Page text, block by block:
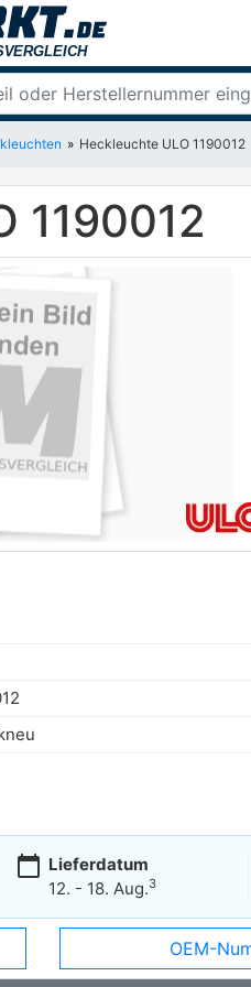
Heckleuchte ULO 1190012
1190012
calendar_today Lieferdatum
12. - 18. Aug.3
OEM-